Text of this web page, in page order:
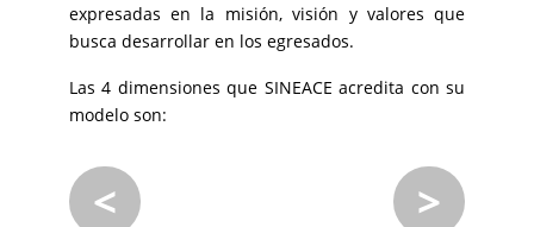
expresadas en la misión, visión y valores que
busca desarrollar en los egresados.
Las 4 dimensiones que SINEACE acredita con su
modelo son:
< >